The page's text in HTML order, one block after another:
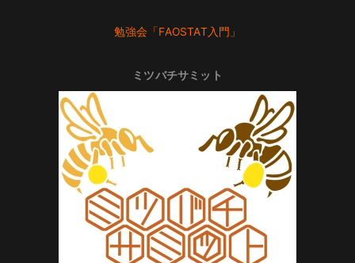
勉強会「FAOSTAT入門」
ミツバチサミット